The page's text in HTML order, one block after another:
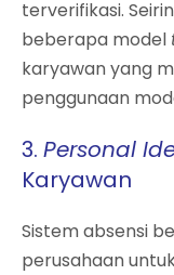
terverifikasi.
beberapa model
karyawan yang
penggunaan
3. Personal
Karyawan
Sistem absensi
perusahaan